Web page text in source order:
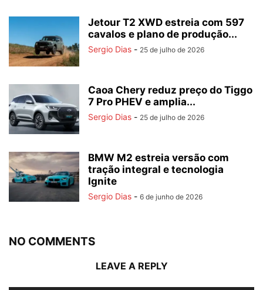
Jetour T2 XWD estreia com 597
cavalos e plano de produção...
Sergio Dias - 25 de julho de 2026
Caoa Chery reduz preço do Tiggo
7 Pro PHEV e amplia...
Sergio Dias - 25 de julho de 2026
BMW M2 estreia versão com
tração integral e tecnologia
Ignite
Sergio Dias - 6 de junho de 2026
NO COMMENTS
LEAVE A REPLY